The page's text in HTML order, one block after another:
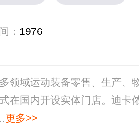
： 1976
领域运动装备零售、生产、
在国内开设实体门店。迪卡
更多>>